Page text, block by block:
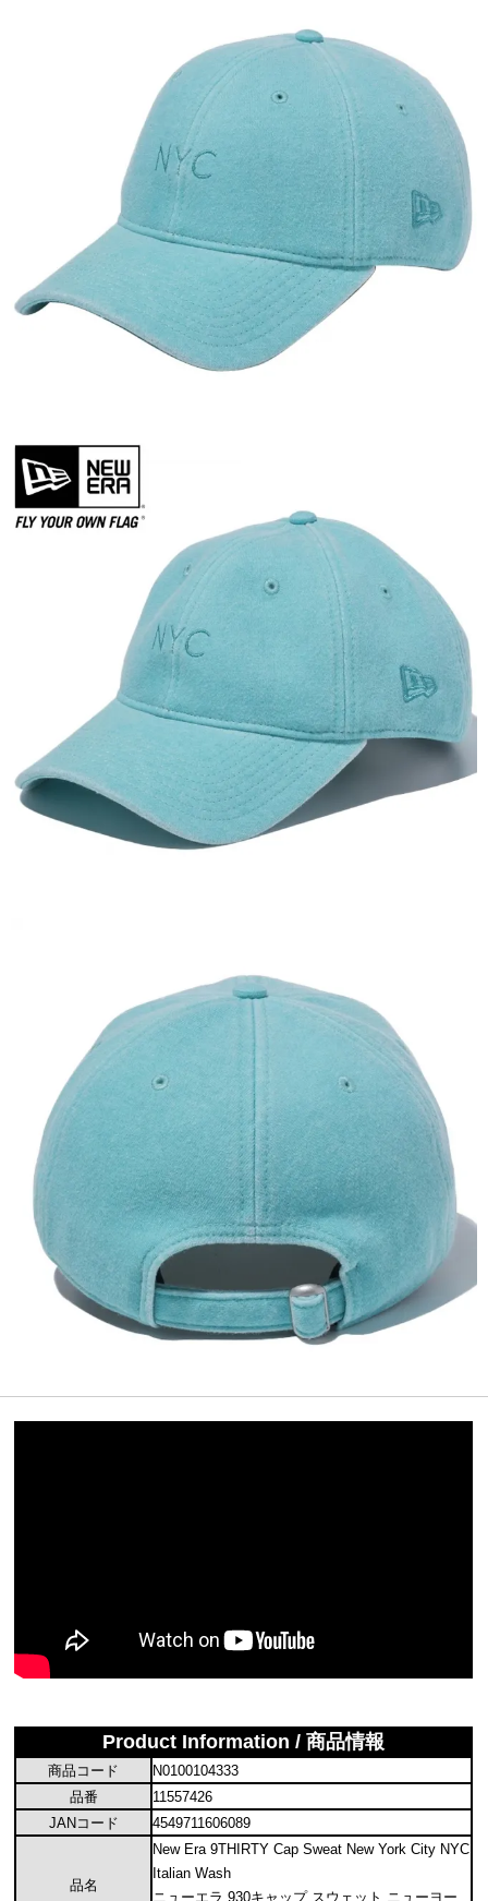
Product Information / 商品情報
商品コード
N0100104333
品番
11557426
JANコード
4549711606089
品名
New Era 9THIRTY Cap Sweat New York City NYC
Italian Wash
ニューエラ 930キャップ スウェット ニューヨー